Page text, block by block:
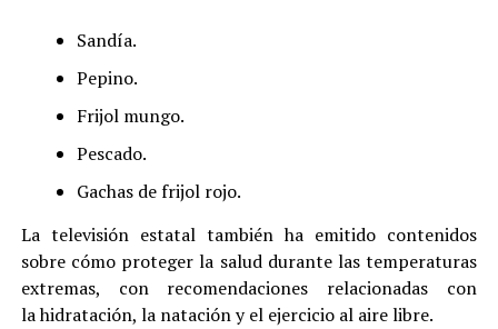
Sandía.
Pepino.
Frijol mungo.
Pescado.
Gachas de frijol rojo.
La televisión estatal también ha emitido contenidos
sobre cómo proteger la salud durante las temperaturas
extremas, con recomendaciones relacionadas con
la hidratación, la natación y el ejercicio al aire libre.